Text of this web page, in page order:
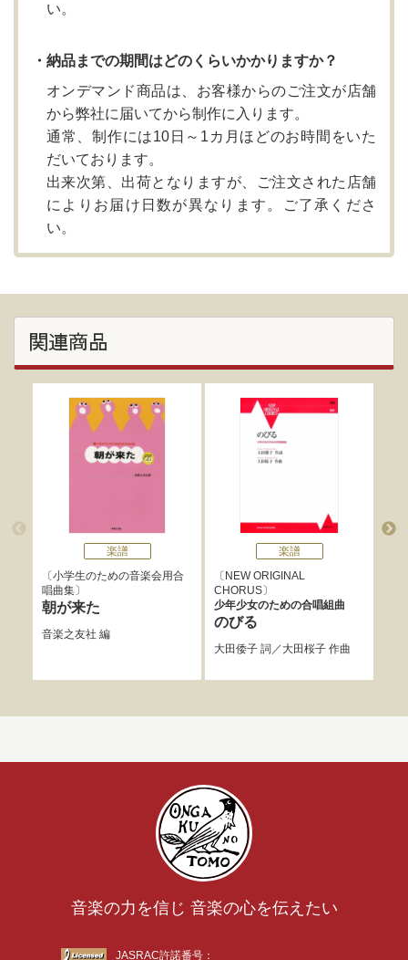
い。
・納品までの期間はどのくらいかかりますか？
オンデマンド商品は、お客様からのご注文が店舗
から弊社に届いてから制作に入ります。
通常、制作には10日～1カ月ほどのお時間をいた
だいております。
出来次第、出荷となりますが、ご注文された店舗
によりお届け日数が異なります。ご了承くださ
い。
関連商品
楽譜
小学生のための音楽会用合
唱曲集
朝が来た
音楽之友社 編
楽譜
NEW ORIGINAL
CHORUS
少年少女のための合唱組曲
のびる
大田倭子詞／ 大田桜子作曲
音楽の力を信じ 音楽の心を伝えたい
JASRAC許諾番号：